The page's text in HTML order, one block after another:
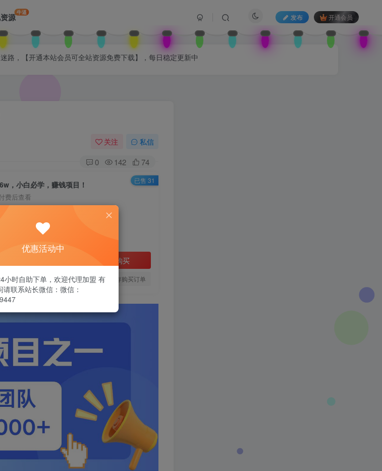
源牛逼
发布 开通会员
路，【开通本站会员可全站资源免费下载】，每日稳定更新中
关注 私信
0 142 74
，小白必学，赚钱项目！
费后查看
立即购买
您当前未登录！建议登陆后购买，可保存购买订单
已售 31
优惠活动中
小时自助下单，欢迎代理加盟 有
请联系站长微信：微信：